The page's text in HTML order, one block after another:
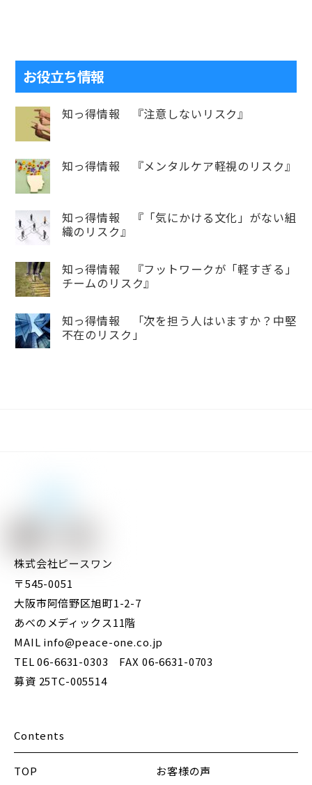
お役立ち情報
知っ得情報 『注意しないリスク』
知っ得情報 『メンタルケア軽視のリスク』
知っ得情報 『「気にかける文化」がない組
織のリスク』
知っ得情報 『フットワークが「軽すぎる」
チームのリスク』
知っ得情報 「次を担う人はいますか？中堅
不在のリスク」
株式会社ピースワン
〒545-0051
大阪市阿倍野区旭町1-2-7
あべのメディックス11階
MAIL info@peace-one.co.jp
TEL 06-6631-0303 FAX 06-6631-0703
募資 25TC-005514
Contents
TOP
お客様の声